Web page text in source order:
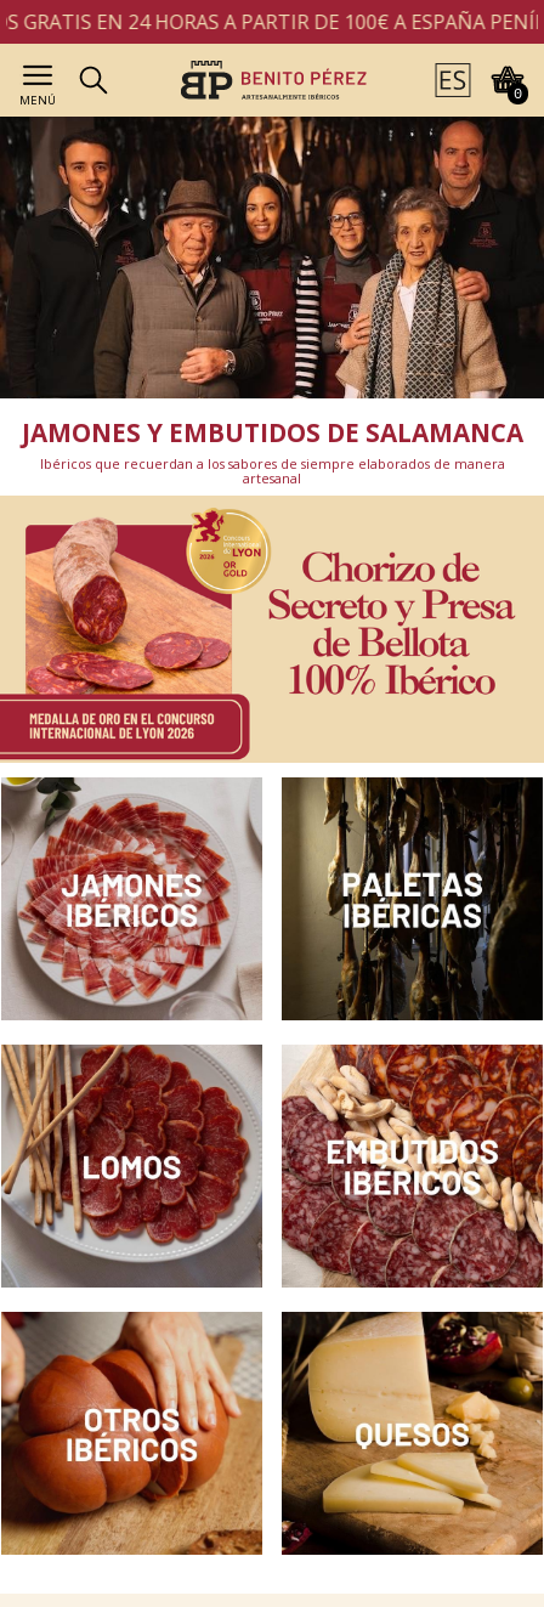
EN 24 HORAS A PARTIR DE 100€ A ESPAÑA PENÍNSULA
MENÚ 0
JAMONES Y EMBUTIDOS DE SALAMANCA
Ibéricos que recuerdan a los sabores de siempre elaborados de manera
artesanal